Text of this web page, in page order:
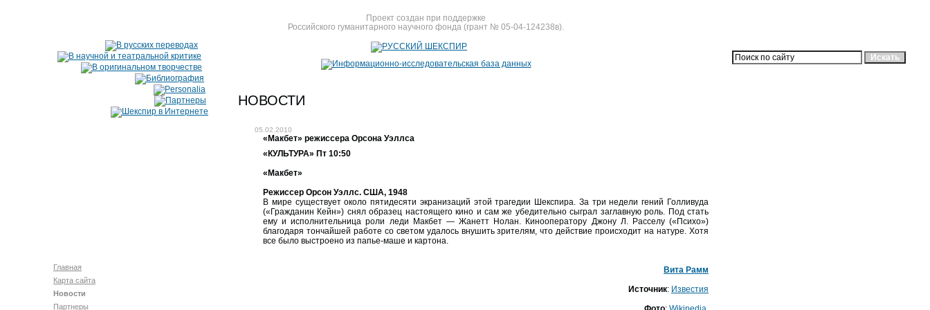
Проект создан при поддержке
Российского гуманитарного научного фонда (грант № 05-04-124238в).
НОВОСТИ
05.02.2010
«Макбет» режиссера Орсона Уэллса
«КУЛЬТУРА» Пт 10:50
«Макбет»
Режиссер Орсон Уэллс. США, 1948
В мире существует около пятидесяти экранизаций этой трагедии Шекспира. За три недели гений Голливуда
(«Гражданин Кейн») снял образец настоящего кино и сам же убедительно сыграл заглавную роль. Под стать
ему и исполнительница роли леди Макбет — Жанетт Нолан. Кинооператору Джону Л. Расселу («Психо»)
благодаря тончайшей работе со светом удалось внушить зрителям, что действие происходит на натуре. Хотя
все было выстроено из папье-маше и картона.
Вита Рамм
Источник: Известия
Главная
Карта сайта
Новости
Партнеры